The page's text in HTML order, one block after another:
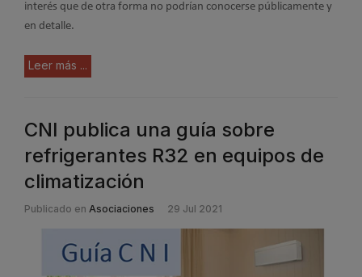
interés que de otra forma no podrían conocerse públicamente y
en detalle.
Leer más ...
CNI publica una guía sobre
refrigerantes R32 en equipos de
climatización
Publicado en Asociaciones 29 Jul 2021